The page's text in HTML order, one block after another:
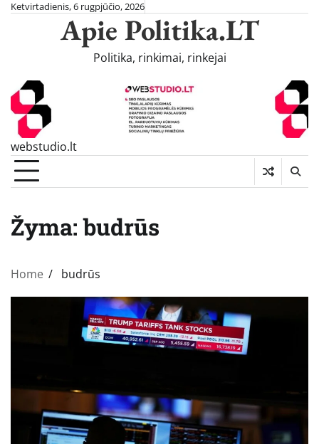
SkipKetvirtadienis, 6 rugpjūčio, 2026
Apie Politika.LT
Politika, rinkimai, rinkejai
webstudio.lt
Žyma:budrūs
Home budrūs